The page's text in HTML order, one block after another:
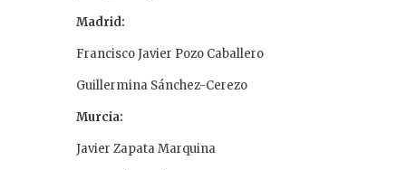
Madrid:
Francisco Javier Pozo Caballero
Guillermina Sánchez-Cerezo
Murcia:
Javier Zapata Marquina